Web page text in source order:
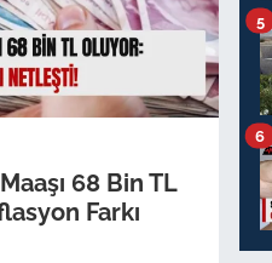
68 Bin TL
Farkı
5
6